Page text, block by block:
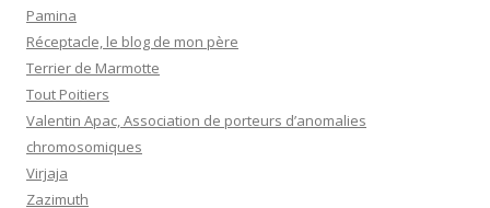
Pamina
Réceptacle, le blog de mon père
Terrier de Marmotte
Tout Poitiers
Valentin Apac, Association de porteurs d’anomalies
chromosomiques
Virjaja
Zazimuth